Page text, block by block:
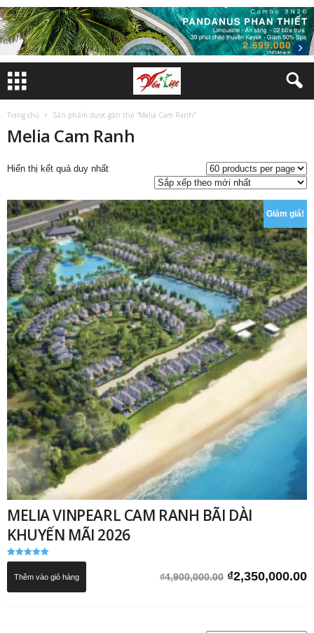
Trang chủ Sản phẩm được gắn thẻ “Melia Cam Ranh”
Melia Cam Ranh
Hiển thị kết quả duy nhất
Giảm giá!
MELIA VINPEARL CAM RANH BÃI DÀI
KHUYẾN MÃI 2026
Được xếp
5.00
₫4,900,000.00 Giá
₫2,350,000.00
Thêm vào giỏ hàng